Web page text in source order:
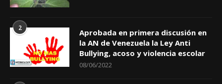
2
Aprobada en primera discusión en
la AN de Venezuela la Ley Anti
Bullying, acoso y violencia escolar
08/06/2022